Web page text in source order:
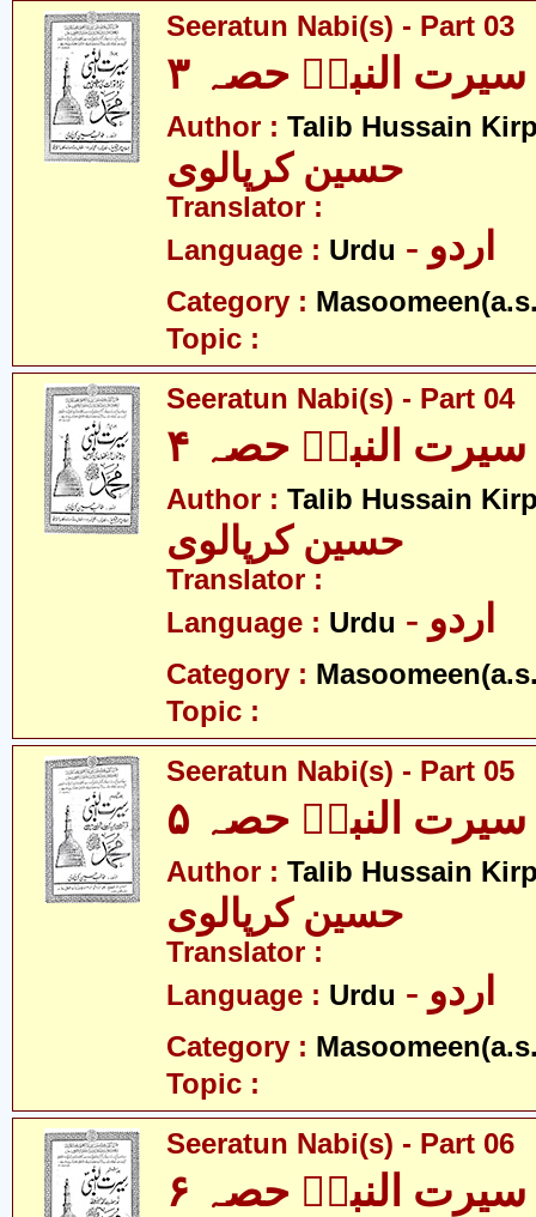
Seeratun Nabi(s) - Part 03
سیرت النبیؐ حصہ ۳
Author : Talib Hussain
حسین کرپالوی
Translator :
Language : Urdu - اردو
Category :
Topic :
Seeratun Nabi(s) - Part 04
سیرت النبیؐ حصہ ۴
Author : Talib Hussain
حسین کرپالوی
Translator :
Language : Urdu - اردو
Category :
Topic :
Seeratun Nabi(s) - Part 05
سیرت النبیؐ حصہ ۵
Author : Talib Hussain
حسین کرپالوی
Translator :
Language : Urdu - اردو
Category :
Topic :
Seeratun Nabi(s) - Part 06
سیرت النبیؐ حصہ ۶